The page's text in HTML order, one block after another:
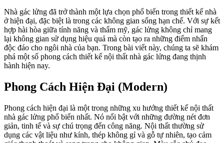
Nhà gác lửng đã trở thành một lựa chọn phổ biến trong thiết kế nhà
ở hiện đại, đặc biệt là trong các không gian sống hạn chế. Với sự kết
hợp hài hòa giữa tính năng và thẩm mỹ, gác lửng không chỉ mang
lại không gian sử dụng hiệu quả mà còn tạo ra những điểm nhấn
độc đáo cho ngôi nhà của bạn. Trong bài viết này, chúng ta sẽ khám
phá một số phong cách thiết kế nội thất nhà gác lửng đang thịnh
hành hiện nay.
Phong Cách Hiện Đại (Modern)
Phong cách hiện đại là một trong những xu hướng thiết kế nội thất
nhà gác lửng phổ biến nhất. Nó nổi bật với những đường nét đơn
giản, tinh tế và sự chú trọng đến công năng. Nội thất thường sử
dụng các vật liệu như kính, thép không gỉ và gỗ tự nhiên, tạo cảm